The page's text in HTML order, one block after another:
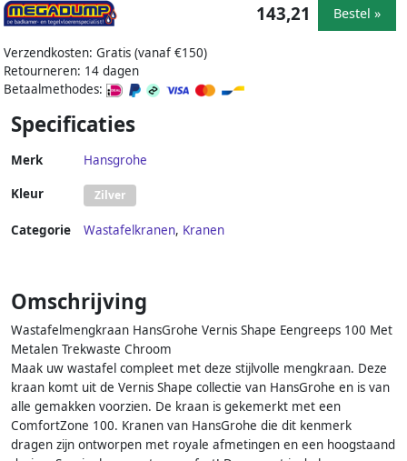
Verzendkosten: Gratis (vanaf €150)
Retourneren: 14 dagen
Betaalmethodes:
143,21 Bestel »
Specificaties
Merk Hansgrohe
Kleur Zilver
Categorie Wastafelkranen, Kranen
Omschrijving
Wastafelmengkraan HansGrohe Vernis Shape Eengreeps 100 Met
Metalen Trekwaste Chroom
Maak uw wastafel compleet met deze stijlvolle mengkraan. Deze
kraan komt uit de Vernis Shape collectie van HansGrohe en is van
alle gemakken voorzien. De kraan is gekemerkt met een
ComfortZone 100. Kranen van HansGrohe die dit kenmerk
dragen zijn ontworpen met royale afmetingen en een hoogstaand